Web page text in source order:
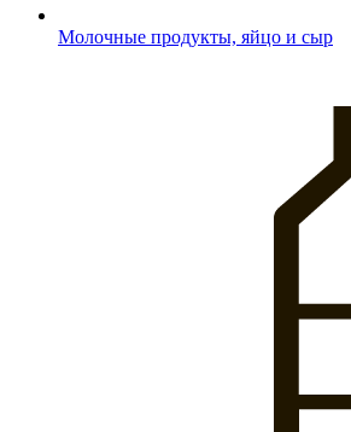
Молочные продукты, яйцо и сыр